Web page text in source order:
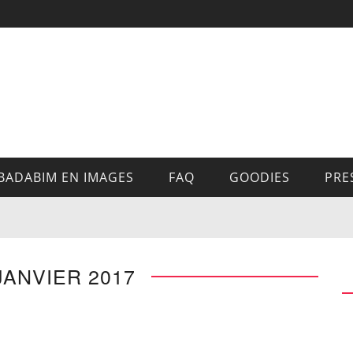
EN IMAGES FAQ GOODIES
2017